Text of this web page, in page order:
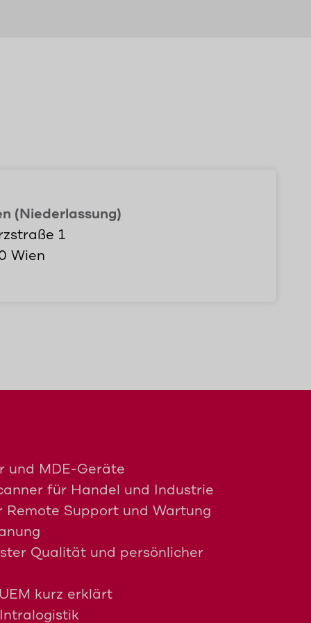
(Niederlassung)
1
Wien
und MDE-Geräte
für Handel und Industrie
Remote Support und Wartung
Qualität und persönlicher
kurz erklärt